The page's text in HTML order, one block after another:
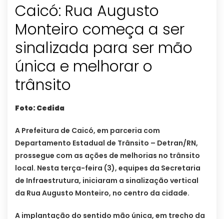
Caicó: Rua Augusto
Monteiro começa a ser
sinalizada para ser mão
única e melhorar o
trânsito
Foto: Cedida
A Prefeitura de Caicó, em parceria com
Departamento Estadual de Trânsito – Detran/RN,
prossegue com as ações de melhorias no trânsito
local. Nesta terça-feira (3), equipes da Secretaria
de Infraestrutura, iniciaram a sinalização vertical
da Rua Augusto Monteiro, no centro da cidade.
A implantação do sentido mão única, em trecho da